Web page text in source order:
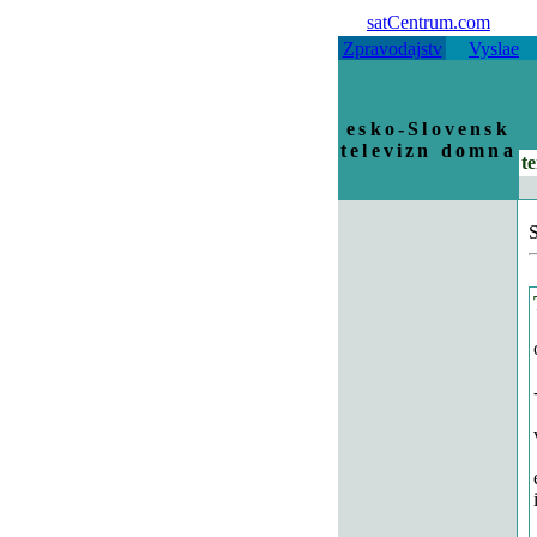
satCentrum.com
Zpravodajstv
Vyslae
esko-Slovensk
televizn domna